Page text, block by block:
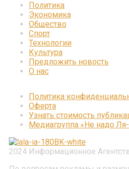
Политика
Экономика
Общество
Спорт
Технологии
Культура
Предложить новость
О нас
2024 Информационное
Политика
Оферта
Узнать стоимость
Медиагруппа «Не надо